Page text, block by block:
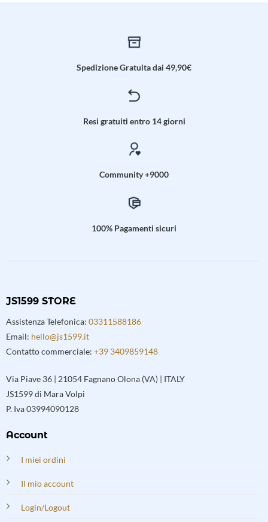
Spedizione Gratuita dai 49,90€
Resi gratuiti entro 14 giorni
Community +9000
100% Pagamenti sicuri
JS1599 STORE
Assistenza Telefonica: 03311588186
Email: hello@js1599.it
Contatto commerciale: +39 3409859148
Via Piave 36 | 21054 Fagnano Olona (VA) | ITALY
JS1599 di Mara Volpi
P. Iva 03994090128
Account
I miei ordini
Il mio account
Login/Logout